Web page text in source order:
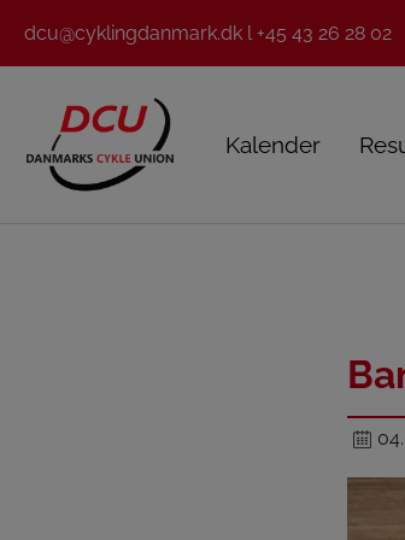
dcu@cyklingdanmark.dk l +45 43 26 28 02
Kalender